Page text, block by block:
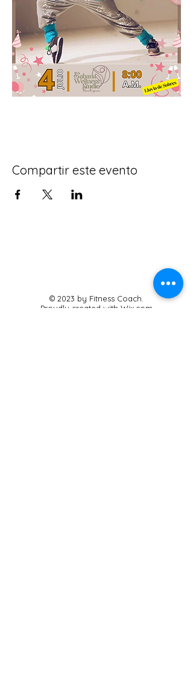
Compartir este evento
© 2023 by Fitness Coach.
Proudly created with Wix.com